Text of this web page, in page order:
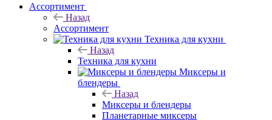
Ассортимент
Назад
Ассортимент
Техника для кухни
Назад
Техника для кухни
Миксеры и
блендеры
Назад
Миксеры и блендеры
Планетарные миксеры